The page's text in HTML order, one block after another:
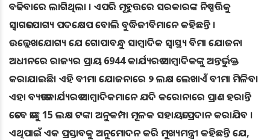
ବଢିବାରେ ଲାଗିଥିଲା । ଏପରି ମୂହୁତ୍ତରେ ସରକାରଙ୍କ ନିଷ୍ପତ୍ତିକୁ
ସ୍ୱାଗତଯୋଗ୍ୟ ପଦକ୍ଷେପ ବୋଲି ବୁଦ୍ଧିଜୀବିମାନେ କହିଛନ୍ତି ।
ଉଲ୍ଲେଖଯୋଗ୍ୟ ଯେ ଗୋପାବନ୍ଧୁ ସାମ୍ବାଦିକ ସ୍ବାସ୍ଥ୍ୟ ବିମା ଯୋଜନା
ଅଧୀନରେ ରାଜ୍ୟର ପ୍ରାୟ 6944 କାର୍ଯ୍ୟରତ ସାମ୍ବାଦିକଙ୍କୁ ଅନ୍ତର୍ଭୁକ୍ତ
କରାଯାଇଛି। ଏହି ବୀମା ଯୋଜନାରେ ୨ ଲକ୍ଷ ଲେଖାଏଁ ବୀମା ମିଳିବ।
ଏହା ବ୍ୟତୀତ କାର୍ଯ୍ୟରତ ସାମ୍ବାଦିକମାନେ ଯଦି କରୋନାରେ ପ୍ରାଣ ହରାନ୍ତି
ତେବେ ତାଙ୍କୁ 15 ଲକ୍ଷ ଟଙ୍କା ଅନୁକମ୍ପା ମୂଳକ ସହାୟତା ପ୍ରଦାନ କରାଯିବ ।
ଏଥିପାଇଁ ଏକ ପ୍ରସ୍ତାବକୁ ଅନୁମୋଦନ କରି ମୁଖ୍ୟମନ୍ତ୍ରୀ କହିଛନ୍ତି ଯେ,